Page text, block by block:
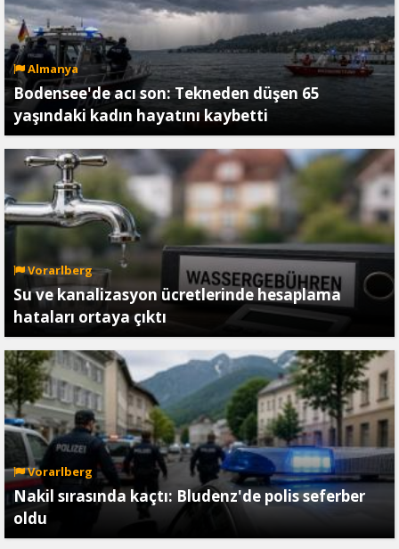
Almanya
Bodensee'de acı son: Tekneden düşen 65
yaşındaki kadın hayatını kaybetti
Vorarlberg
Su ve kanalizasyon ücretlerinde hesaplama
hataları ortaya çıktı
Vorarlberg
Nakil sırasında kaçtı: Bludenz'de polis seferber
oldu